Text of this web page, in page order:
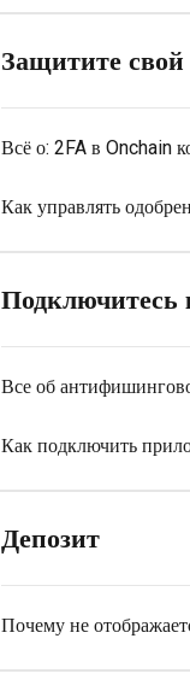
Защитите
Всё о: 2FA в Onchain
Как управлять
Все об
Как подключить
Депозит
Почему не